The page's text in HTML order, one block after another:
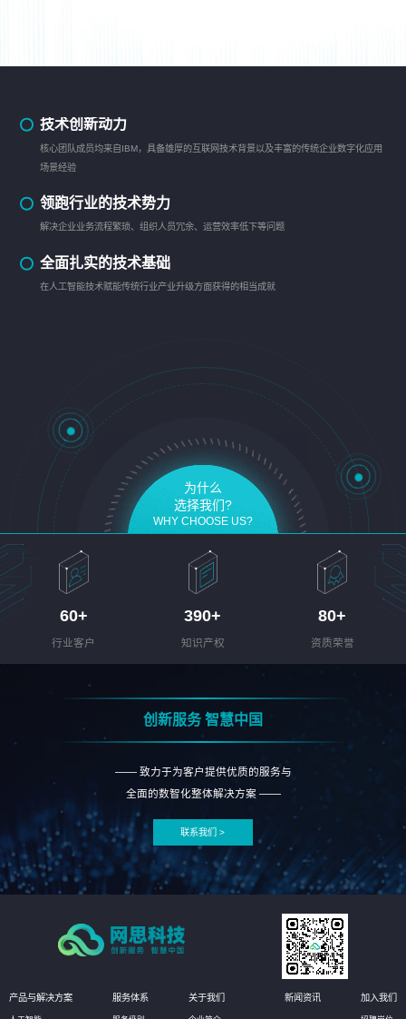
技术创新动力
核心团队成员均来自IBM，具备雄厚的互联网技术背景以及丰富的传统企业数字化应用
场景经验
领跑行业的技术势力
解决企业业务流程繁琐、组织人员冗余、运营效率低下等问题
全面扎实的技术基础
在人工智能技术赋能传统行业产业升级方面获得的相当成就
为什么
选择我们?
WHY CHOOSE US?
60+
行业客户
390+
知识产权
80+
资质荣誉
创新服务 智慧中国
—— 致力于为客户提供优质的服务与
全面的数智化整体解决方案 ——
联系我们 >
产品与解决方案 服务体系 关于我们 新闻资讯 加入我们